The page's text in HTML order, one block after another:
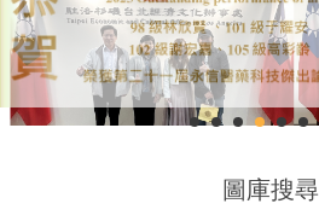
圖庫搜尋